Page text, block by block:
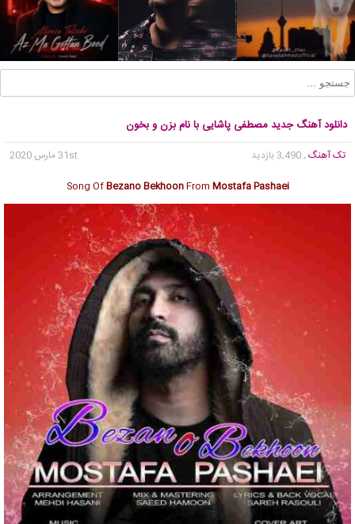
دانلود آهنگ جدید مصطفی پاشایی با نام بزن و بخون
تک آهنگ , 3,490 بازدید
31st مارس 2020
Song OfBezano BekhoonFrom Mostafa Pashaei